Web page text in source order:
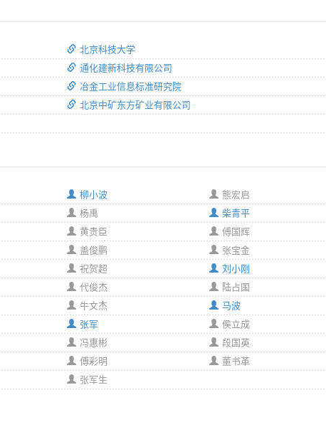
北京科技大学
通化建新科技有限公司
冶金工业信息标准研究院
北京中矿东方矿业有限公司
柳小波
熊宏启
杨禹
柴青平
黄贵臣
傅国辉
盖俊鹏
张宝金
祝贺超
刘小刚
代俊杰
陆占国
牛文杰
马波
张军
侯立成
冯惠彬
段国英
傅彩明
董书革
张军生